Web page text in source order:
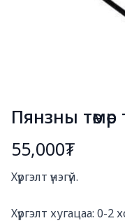
Пянзны
55,000₮
Хүргэлт үнэгүй.
Хүргэлт хугацаа: 0-2